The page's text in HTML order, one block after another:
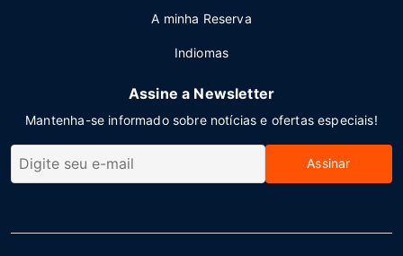
A minha Reserva
Indiomas
Assine a Newsletter
Mantenha-se informado sobre notícias e ofertas especiais!
Assinar